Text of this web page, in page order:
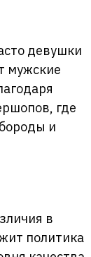
девушки
мужские
где
и
в
политика